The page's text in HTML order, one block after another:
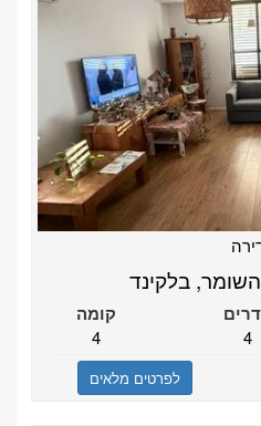
השומר, בלקינד
4
קומה
4
לפרטים מלאים